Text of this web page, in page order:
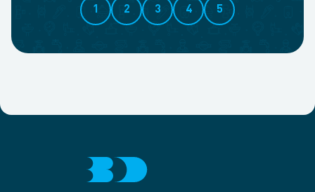
1 2 3 4 5